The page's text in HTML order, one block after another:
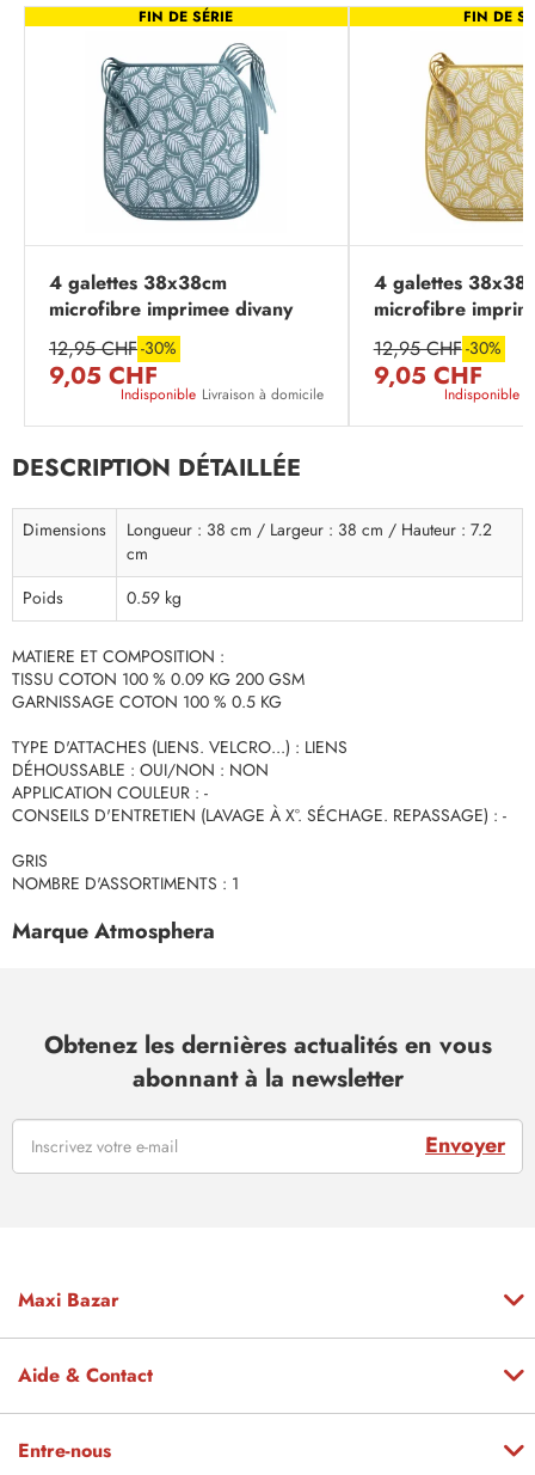
FIN DE SÉRIE
4 galettes 38x38cm
microfibre imprimee divany
emeraude
12,95 CHF-30%
9,05 CHF
Indisponible Livraison à domicile
FIN DE
4 galettes
microfibre
jaune
12,95 CHF-30%
9,05 CHF
Indisponible
DESCRIPTION DÉTAILLÉE
Dimensions
Longueur : 38 cm / Largeur : 38 cm / Hauteur : 7.2
cm
Poids
0.59 kg
MATIERE ET COMPOSITION :
TISSU COTON 100 % 0.09 KG 200 GSM
GARNISSAGE COTON 100 % 0.5 KG
TYPE D'ATTACHES (LIENS. VELCRO...) : LIENS
DÉHOUSSABLE : OUI/NON : NON
APPLICATION COULEUR : -
CONSEILS D'ENTRETIEN (LAVAGE À X°. SÉCHAGE. REPASSAGE) : -
GRIS
NOMBRE D'ASSORTIMENTS : 1
Marque Atmosphera
Obtenez les dernières actualités en vous
abonnant à la newsletter
Envoyer
Maxi Bazar
Aide & Contact
Entre-nous